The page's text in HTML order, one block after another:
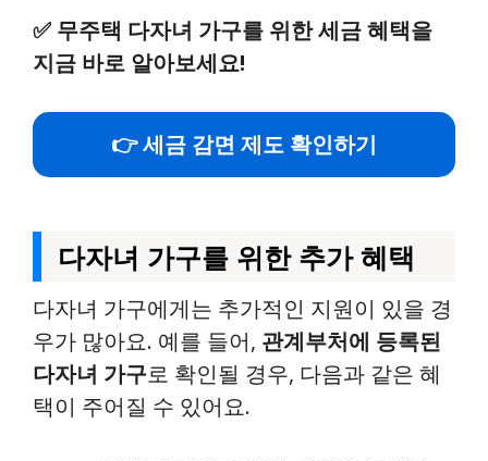
✅ 무주택 다자녀 가구를 위한 세금 혜택을
지금 바로 알아보세요!
👉 세금 감면 제도 확인하기
다자녀 가구를 위한 추가 혜택
다자녀 가구에게는 추가적인 지원이 있을 경
우가 많아요. 예를 들어, 관계부처에 등록된
다자녀 가구로 확인될 경우, 다음과 같은 혜
택이 주어질 수 있어요.